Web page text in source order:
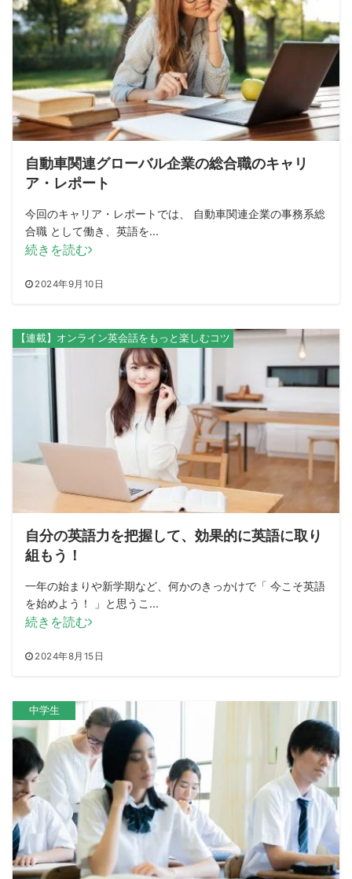
自動車関連グローバル企業の総合職のキャリ
ア・レポート
今回のキャリア・レポートでは、 自動車関連企業の事務系総
合職 として働き、英語を...
2024年9月10日
続きを読む
【連載】オンライン英会話をもっと楽しむコツ
自分の英語力を把握して、効果的に英語に取り
組もう！
一年の始まりや新学期など、何かのきっかけで「 今こそ英語
を始めよう！ 」と思うこ...
2024年8月15日
続きを読む
中学生